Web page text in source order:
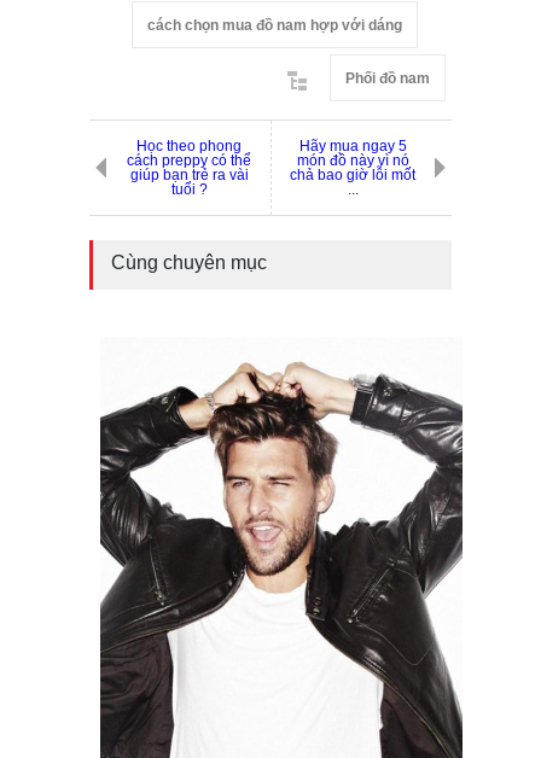
cách chọn mua đồ nam hợp với dáng
Phối đồ nam
Học theo phong
cách preppy có thể
giúp bạn trẻ ra vài
tuổi ?
Hãy mua ngay 5
món đồ này vì nó
chả bao giờ lỗi mốt
...
Cùng chuyên mục